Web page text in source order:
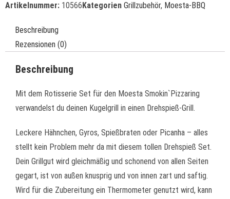
Artikelnummer: 10566Kategorien Grillzubehör, Moesta-BBQ
Beschreibung
Rezensionen (0)
Beschreibung
Mit dem Rotisserie Set für den Moesta Smokin`Pizzaring
verwandelst du deinen Kugelgrill in einen Drehspieß-Grill.
Leckere Hähnchen, Gyros, Spießbraten oder Picanha – alles
stellt kein Problem mehr da mit diesem tollen Drehspieß Set.
Dein Grillgut wird gleichmäßig und schonend von allen Seiten
gegart, ist von außen knusprig und von innen zart und saftig.
Wird für die Zubereitung ein Thermometer genutzt wird, kann